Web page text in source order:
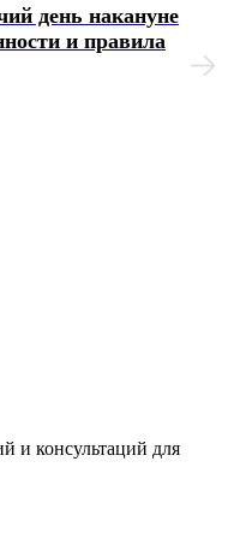
день накануне
и правила
и консультаций для